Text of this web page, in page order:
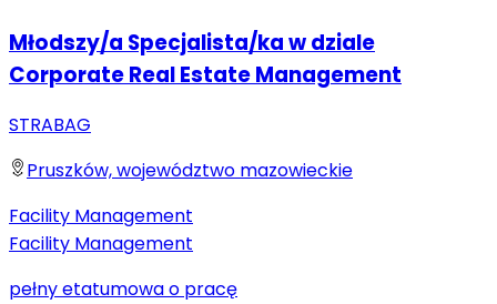
Młodszy/a Specjalista/ka w dziale
Corporate Real Estate Management
STRABAG
Pruszków, województwo mazowieckie
Facility Management
Facility Management
pełny etatumowa o pracę